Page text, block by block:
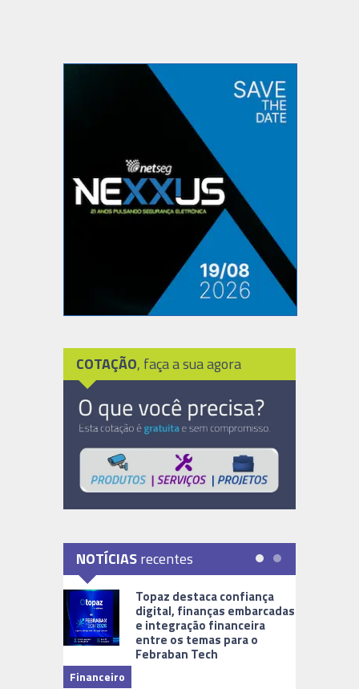
COTAÇÃO, faça a sua agora
NOTÍCIASrecentes
Topaz destaca confiança
digital, finanças embarcadas
e integração financeira
entre os temas para o
Febraban Tech
Financeiro